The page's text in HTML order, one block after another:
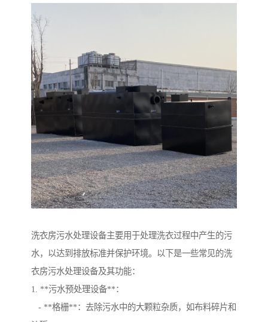
洗衣房污水处理设备主要用于处理洗衣过程中产生的污
水，以达到排放标准并保护环境。以下是一些常见的洗
衣房污水处理设备及其功能：
1. **污水预处理设备**：
- **格栅**：去除污水中的大颗粒杂质，如布料碎片和